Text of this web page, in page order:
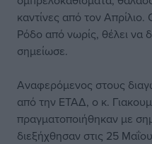
καντίνες από τον
Ρόδο από νωρίς, θέλει να
σημείωσε.
Αναφερόμενος στους
από την ΕΤΑΔ, ο κ.
πραγματοποιήθηκαν με
διεξήχθησαν στις 25